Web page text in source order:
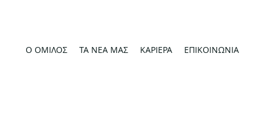
Ο ΟΜΙΛΟΣ ΤΑ ΝΕΑ ΜΑΣ ΚΑΡΙΕΡΑ ΕΠΙΚΟΙΝΩΝΙΑ